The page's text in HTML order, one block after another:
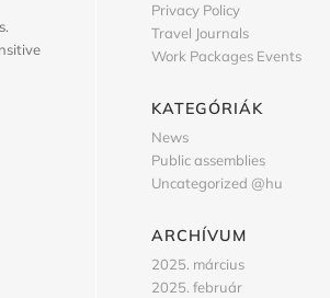
Privacy Policy
Travel Journals
Work Packages Events
KATEGÓRIÁK
News
Public assemblies
Uncategorized @hu
ARCHÍVUM
2025. március
2025. február